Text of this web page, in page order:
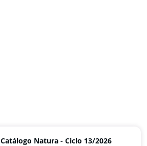
Catálogo Natura - Ciclo 13/2026